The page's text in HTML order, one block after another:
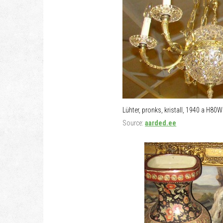
Lühter, pronks, kristall, 1940 a
Source:aarded.ee